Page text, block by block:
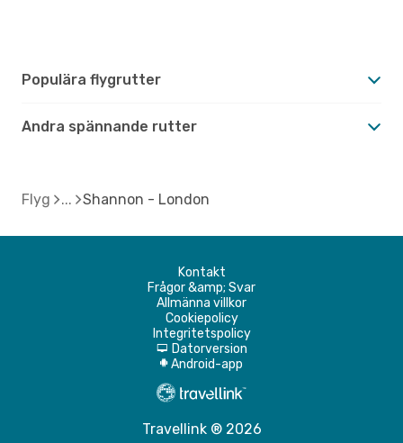
Populära flygrutter
Andra spännande rutter
Flyg Shannon - London
Kontakt
Frågor &amp; Svar
Allmänna villkor
Cookiepolicy
Integritetspolicy
d Datorversion
A Android-app
Travellink ® 2026